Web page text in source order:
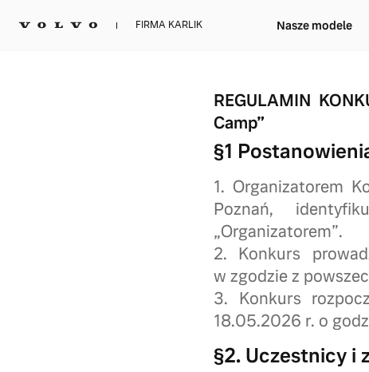
FIRMA KARLIK Nasze modele
REGULAMIN
Camp”
§1
1. Organizatorem
Poznań,
„Organizatorem”.
2. Konkurs
w zgodzie z
3. Konkurs
18.05.2026 r. o
§2. Uczestnicy i